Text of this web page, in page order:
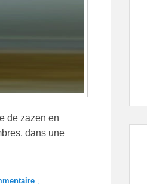
de zazen en
dans une
↓